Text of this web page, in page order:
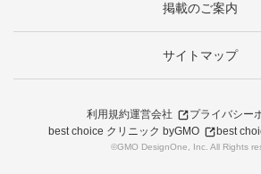
掲載のご案内
サイトマップ
利用規約運営会社
プライバシー
best choice クリニック byGMO
best
©GMO DesignOne, Inc. All Rights